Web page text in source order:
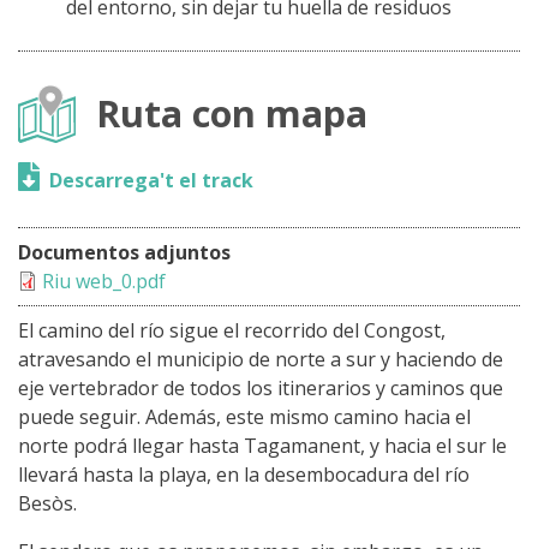
del entorno, sin dejar tu huella de residuos
Ruta con mapa
Descarrega't el track
Documentos adjuntos
Riu web_0.pdf
El camino del río sigue el recorrido del Congost,
atravesando el municipio de norte a sur y haciendo de
eje vertebrador de todos los itinerarios y caminos que
puede seguir. Además, este mismo camino hacia el
norte podrá llegar hasta Tagamanent, y hacia el sur le
llevará hasta la playa, en la desembocadura del río
Besòs.